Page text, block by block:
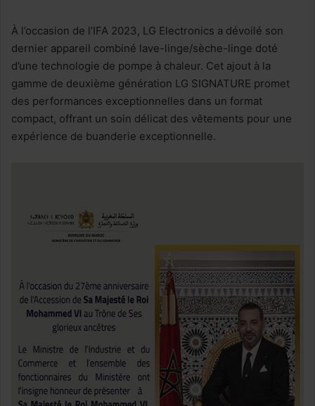
À l’occasion de l’IFA 2023, LG Electronics a dévoilé son
dernier appareil combiné lave-linge/sèche-linge doté
d’une technologie de pompe à chaleur. Cet ajout à la
gamme de deuxième génération LG SIGNATURE promet
des performances exceptionnelles dans un format
compact, offrant un soin délicat des vêtements pour une
expérience de buanderie exceptionnelle.